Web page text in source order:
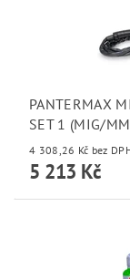
PANTERMAX
SET 1 (MIG/
4 308,26 Kč bez
5 213 Kč